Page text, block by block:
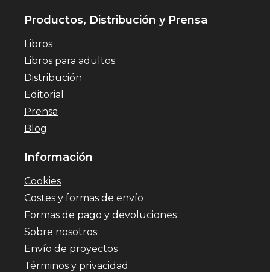
Productos, Distribución y Prensa
Libros
Libros para adultos
Distribución
Editorial
Prensa
Blog
Información
Cookies
Costes y formas de envío
Formas de pago y devoluciones
Sobre nosotros
Envío de proyectos
Términos y privacidad